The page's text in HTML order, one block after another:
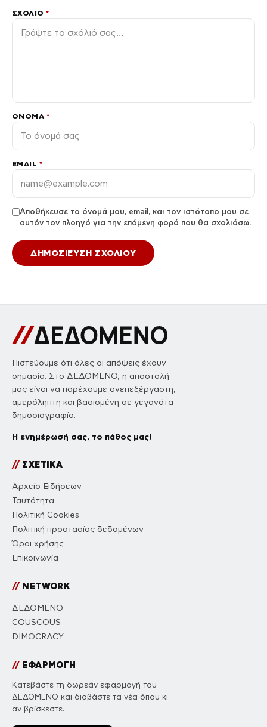
ΣΧΌΛΙΟ*
ΌΝΟΜΑ *
EMAIL *
Αποθήκευσε το όνομά μου, email, και τον ιστότοπο μου σε
αυτόν τον πλοηγό για την επόμενη φορά που θα σχολιάσω.
Πιστεύουμε ότι όλες οι απόψεις έχουν
σημασία. Στο ΔΕΔΟΜΕΝΟ, η αποστολή
μας είναι να παρέχουμε ανεπεξέργαστη,
αμερόληπτη και βασισμένη σε γεγονότα
δημοσιογραφία.
Η ενημέρωσή σας, το πάθος μας!
//ΣΧΕΤΙΚΑ
Αρχείο Ειδήσεων
Ταυτότητα
Πολιτική Cookies
Πολιτική προστασίας δεδομένων
Όροι χρήσης
Επικοινωνία
//NETWORK
ΔΕΔΟΜΕΝΟ
COUSCOUS
DIMOCRACY
//ΕΦΑΡΜΟΓΗ
Κατεβάστε τη δωρεάν εφαρμογή του
ΔΕΔΟΜΕΝΟ και διαβάστε τα νέα όπου κι
αν βρίσκεστε.